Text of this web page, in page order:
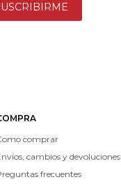
comprar
cambios y devoluciones
frecuentes